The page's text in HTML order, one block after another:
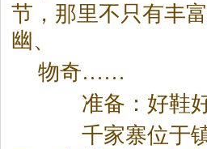
节，那里不只有丰
幽、
物奇……
准备：好鞋好
千家寨位于镇